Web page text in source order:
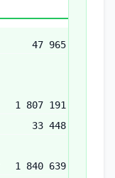
47 965
1 807 191
33 448
1 840 639